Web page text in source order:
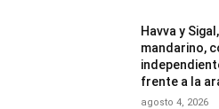
Havva y
mandarino,
frente a la
agosto 4, 2026